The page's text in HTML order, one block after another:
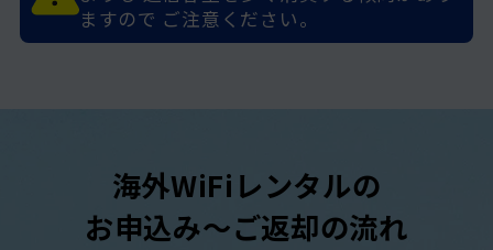
ますので ご注意ください。
海外WiFiレンタルの
お申込み～ご返却の流れ